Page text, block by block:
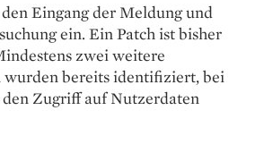
Eingang der Meldung und
ein. Ein Patch ist bisher
zwei weitere
wurden bereits identifiziert, bei
den Zugriff auf Nutzerdaten